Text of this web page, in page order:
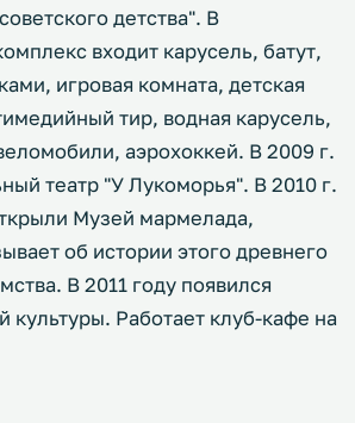
детства". В
входит карусель, батут,
игровая комната, детская
тир, водная карусель,
аэрохоккей. В 2009 г.
театр "У Лукоморья". В 2010 г.
Музей мармелада,
об истории этого древнего
В 2011 году появился
культуры. Работает клуб-кафе на